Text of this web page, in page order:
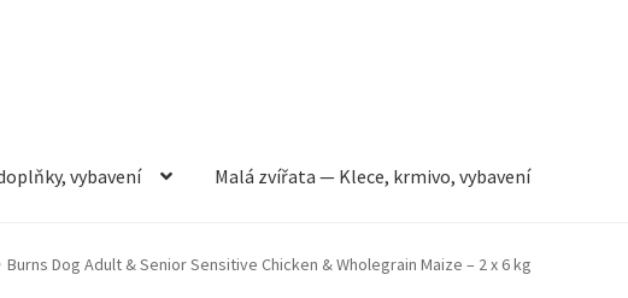
vybavení Malá zvířata — Klece, krmivo, vybavení
vybavení Můj účetObchod Pokladna Vše pro kočky
Burns Dog Adult & Senior Sensitive Chicken & Wholegrain Maize – 2 x 6 kg